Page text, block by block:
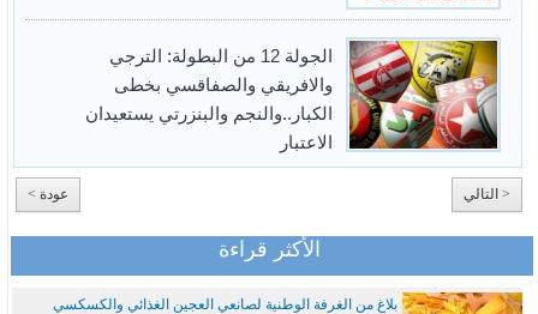
الجولة 12 من البطولة: الترجي
والافريقي والصفاقسي بخطى
الكبار..والنجم والبنزرتي يستعيدان
الاعتبار
عودة > < التالي
الأكثر قراءة
بلاغ من الغرفة الوطنية لصانعي العجين الغذائي والكسكسي